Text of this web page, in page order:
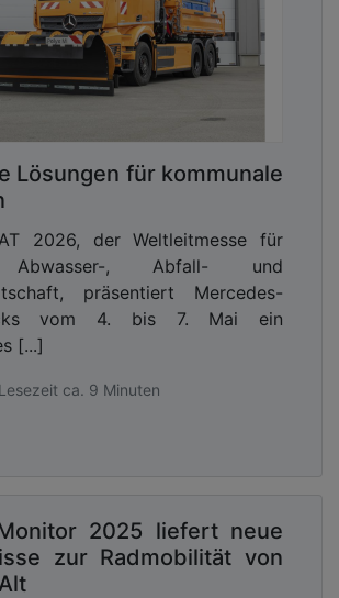
Lösungen für kommunale
2026, der Weltleitmesse für
Abwasser-, Abfall- und
präsentiert Mercedes-
vom 4. bis 7. Mai ein
[...]
ca. 9 Minuten
2025 liefert neue
zur Radmobilität von